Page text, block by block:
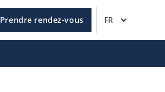
Prendre rendez-vous FR